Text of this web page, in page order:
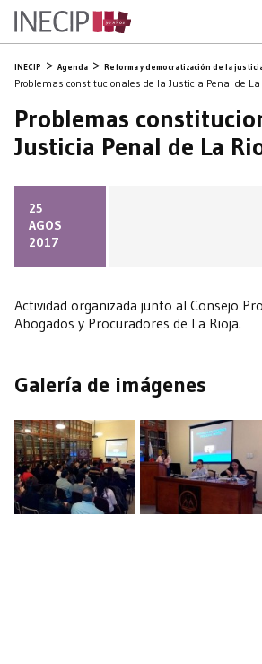
INECIP Agenda Reforma y democratización de la
Problemas constitucionales de la Justicia Penal de La
Problemas
Justicia Penal de La
25
AGOS
2017
Actividad organizada junto al Consejo
Abogados y Procuradores de La Rioja.
Galería de imágenes